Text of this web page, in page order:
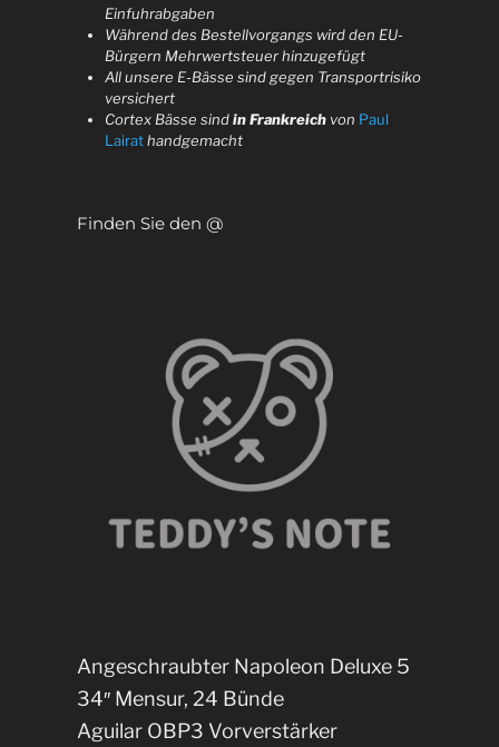
Einfuhrabgaben
Während des Bestellvorgangs wird den EU-
Bürgern Mehrwertsteuer hinzugefügt
All unsere E-Bässe sind gegen Transportrisiko
versichert
Cortex Bässe sindin Frankreichvon Paul
Lairathandgemacht
Finden Sie den @
Angeschraubter Napoleon Deluxe 5
34″ Mensur, 24 Bünde
Aguilar OBP3 Vorverstärker